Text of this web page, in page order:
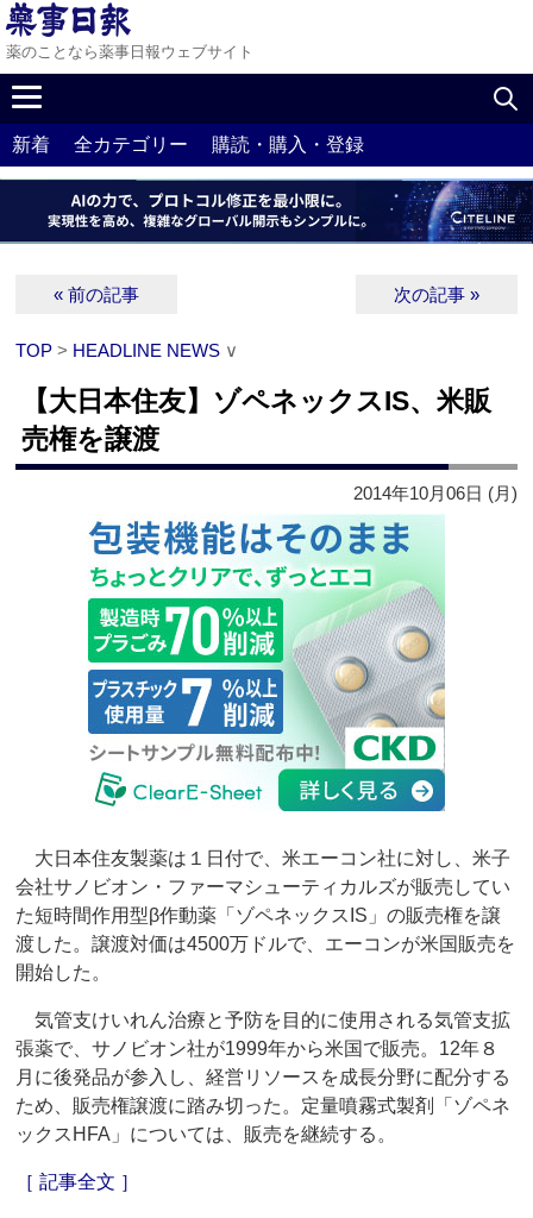
薬のことなら薬事日報ウェブサイト
新着 全カテゴリー 購読・購入・登録
« 前の記事 次の記事 »
TOP > HEADLINE NEWS ∨
【大日本住友】ゾペネックスIS、米販
売権を譲渡
2014年10月06日 (月)
大日本住友製薬は１日付で、米エーコン社に対し、米子
会社サノビオン・ファーマシューティカルズが販売してい
た短時間作用型β作動薬「ゾペネックスIS」の販売権を譲
渡した。譲渡対価は4500万ドルで、エーコンが米国販売を
開始した。
気管支けいれん治療と予防を目的に使用される気管支拡
張薬で、サノビオン社が1999年から米国で販売。12年８
月に後発品が参入し、経営リソースを成長分野に配分する
ため、販売権譲渡に踏み切った。定量噴霧式製剤「ゾペネ
ックスHFA」については、販売を継続する。
［ 記事全文 ］